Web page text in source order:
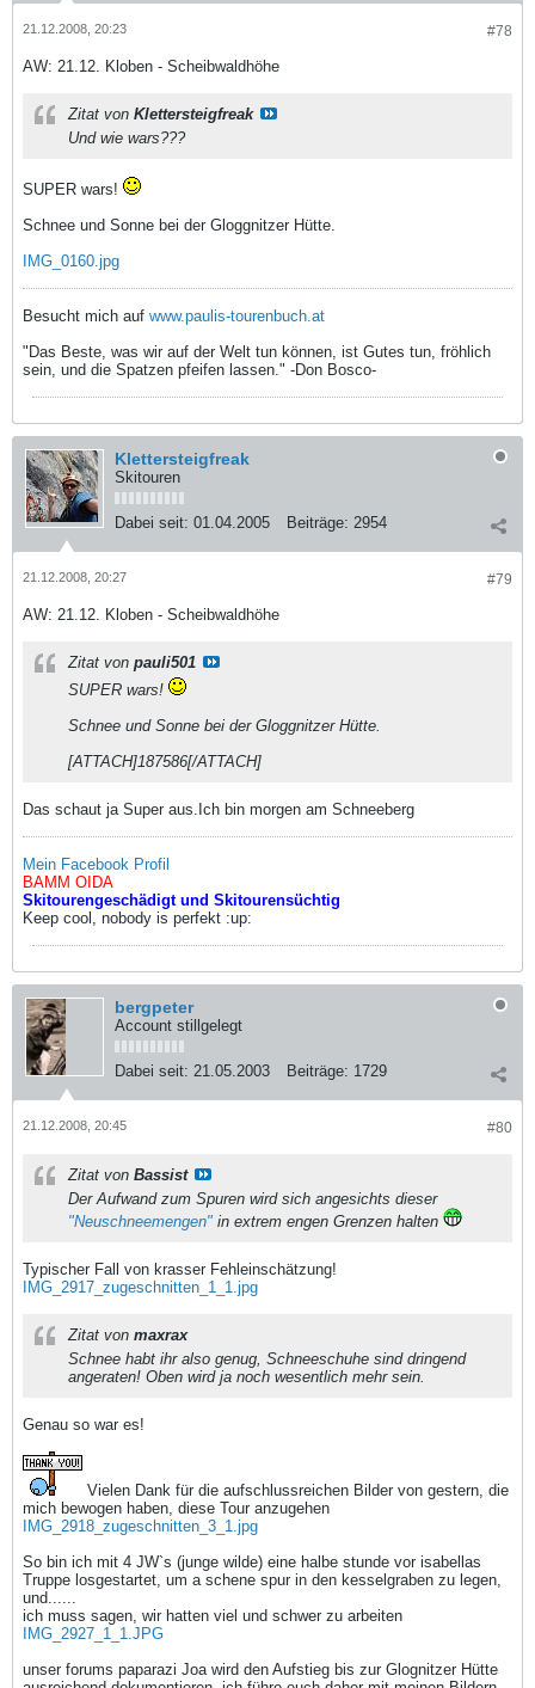
#78
21.12.2008, 20:23
AW: 21.12. Kloben - Scheibwaldhöhe
Zitat von Klettersteigfreak
Und wie wars???
SUPER wars!
Schnee und Sonne bei der Gloggnitzer Hütte.
IMG_0160.jpg
Besucht mich auf www.paulis-tourenbuch.at
"Das Beste, was wir auf der Welt tun können, ist Gutes tun, fröhlich
sein, und die Spatzen pfeifen lassen." -Don Bosco-
Klettersteigfreak
Skitouren
Dabei seit: 01.04.2005 Beiträge: 2954
#79
21.12.2008, 20:27
AW: 21.12. Kloben - Scheibwaldhöhe
Zitat von pauli501
SUPER wars!
Schnee und Sonne bei der Gloggnitzer Hütte.
[ATTACH]187586[/ATTACH]
Das schaut ja Super aus.Ich bin morgen am Schneeberg
Mein Facebook Profil
BAMM OIDA
Skitourengeschädigt und Skitourensüchtig
Keep cool, nobody is perfekt :up:
bergpeter
Account stillgelegt
Dabei seit: 21.05.2003 Beiträge: 1729
#80
21.12.2008, 20:45
Zitat von Bassist
Der Aufwand zum Spuren wird sich angesichts dieser
"Neuschneemengen" in extrem engen Grenzen halten
Typischer Fall von krasser Fehleinschätzung!
IMG_2917_zugeschnitten_1_1.jpg
Zitat von maxrax
Schnee habt ihr also genug, Schneeschuhe sind dringend
angeraten! Oben wird ja noch wesentlich mehr sein.
Genau so war es!
Vielen Dank für die aufschlussreichen Bilder von gestern, die
mich bewogen haben, diese Tour anzugehen
IMG_2918_zugeschnitten_3_1.jpg
So bin ich mit 4 JW`s (junge wilde) eine halbe stunde vor isabellas
Truppe losgestartet, um a schene spur in den kesselgraben zu legen,
und......
ich muss sagen, wir hatten viel und schwer zu arbeiten
IMG_2927_1_1.JPG
unser forums paparazi Joa wird den Aufstieg bis zur Glognitzer Hütte